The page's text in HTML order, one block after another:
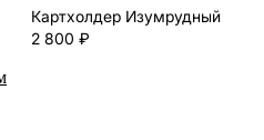
Картхолдер Изумрудный
2 800 ₽